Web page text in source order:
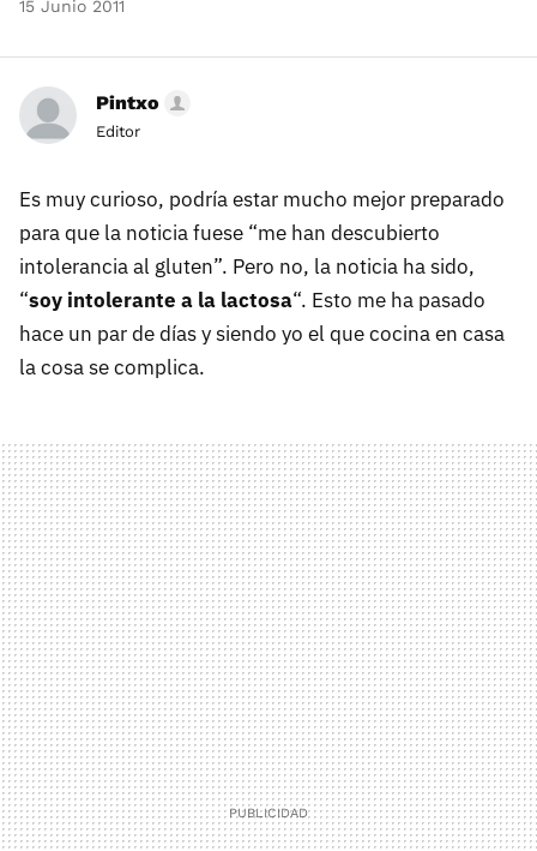
15 Junio 2011
Pintxo
Editor
Es muy curioso, podría estar mucho mejor preparado
para que la noticia fuese “me han descubierto
intolerancia al gluten”. Pero no, la noticia ha sido,
“soy intolerante a la lactosa“. Esto me ha pasado
hace un par de días y siendo yo el que cocina en casa
la cosa se complica.